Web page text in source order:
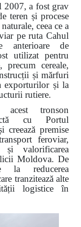
2007, a fost grav
teren și procese
ceea ce a
pe ruta Cahul
anterioare de
utilizat pentru
precum cereale,
și mărfuri
exporturilor și la
rutiere.
acest tronson
cu Portul
premise
feroviar,
și valorificarea
Moldova. De
la reducerea
tranzitează alte
logistice în